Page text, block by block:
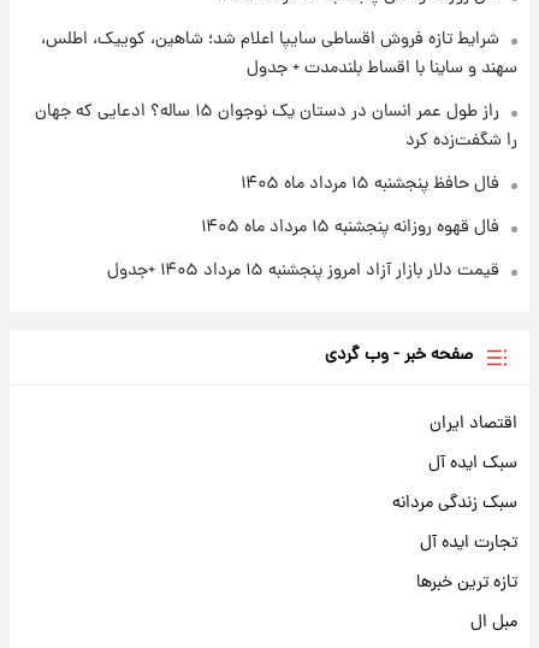
زمان پخش «مرد سه هزار چهره» مشخص شد
شرایط تازه فروش اقساطی سایپا اعلام شد؛ شاهین، کوییک، اطلس،
سهند و ساینا با اقساط بلندمدت + جدول
راز طول عمر انسان در دستان یک نوجوان ۱۵ ساله؟ ادعایی که جهان
را شگفت‌زده کرد
فال حافظ پنجشنبه ۱۵ مرداد ماه ۱۴۰۵
فال قهوه روزانه پنجشنبه ۱۵ مرداد ماه ۱۴۰۵
قیمت دلار بازار آزاد امروز پنجشنبه ۱۵ مرداد ۱۴۰۵ +جدول
صفحه خبر - وب گردی
اقتصاد ایران
سبک ایده آل
سبک زندگی مردانه
تجارت ایده آل
تازه ترین خبرها
مبل ال